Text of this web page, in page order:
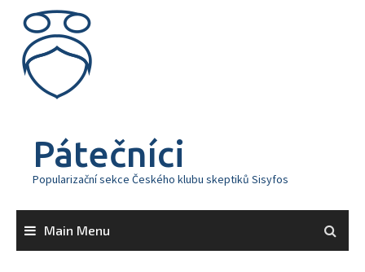
content
Pátečníci
Popularizační sekce Českého klubu skeptiků Sisyfos
Main Menu